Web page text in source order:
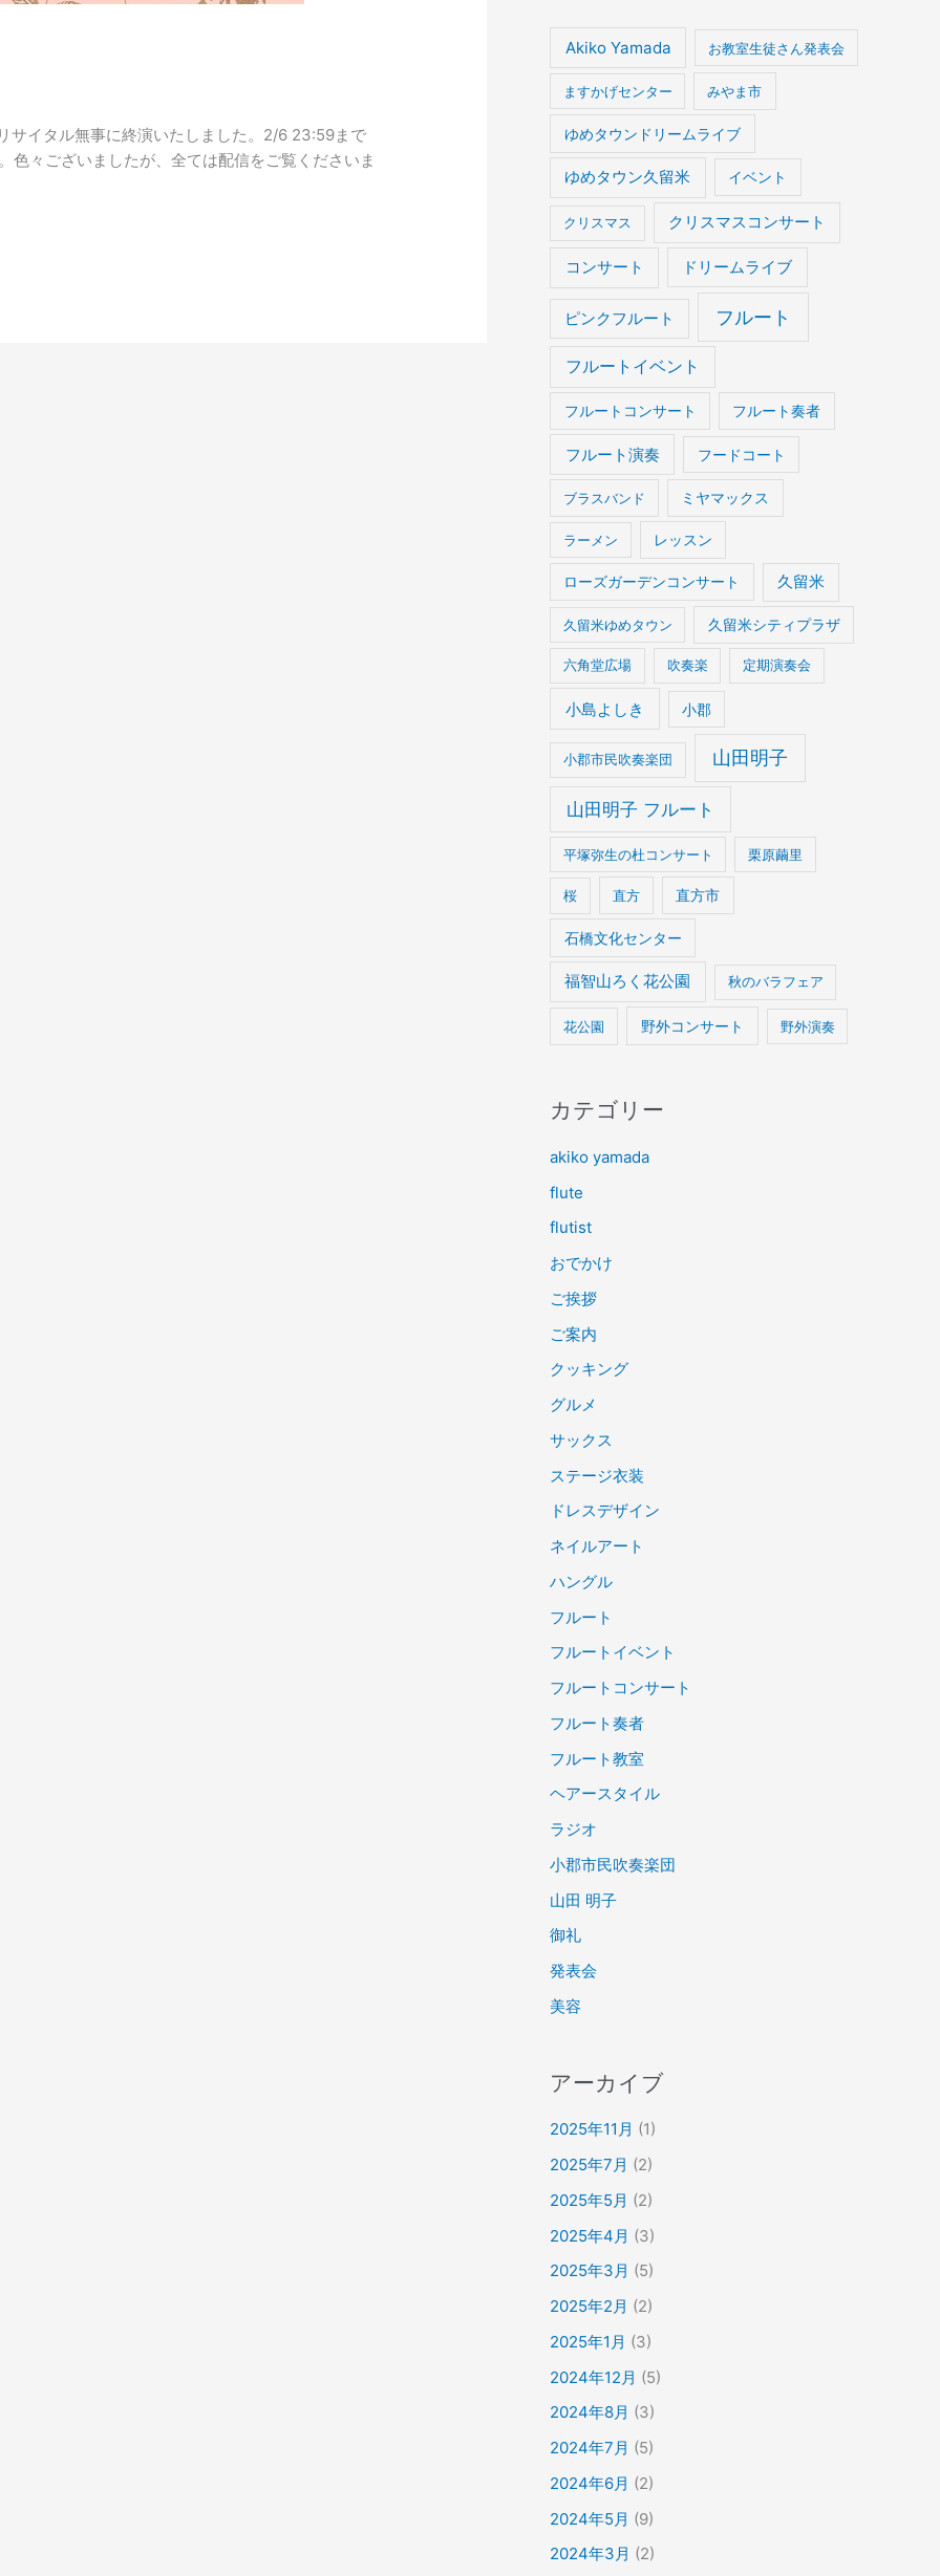
サイタル無事に終演いたしました。2/6 23:59まで
色々ございましたが、全ては配信をご覧くださいま
Akiko Yamada お教室生徒さん発表会
ますかげセンター みやま市
ゆめタウンドリームライブ
ゆめタウン久留米 イベント
クリスマス クリスマスコンサート
コンサート ドリームライブ
ピンクフルート フルート
フルートイベント
フルートコンサート フルート奏者
フルート演奏 フードコート
ブラスバンド ミヤマックス
ラーメン レッスン
ローズガーデンコンサート 久留米
久留米ゆめタウン 久留米シティプラザ
六角堂広場 吹奏楽 定期演奏会
小島よしき 小郡
小郡市民吹奏楽団 山田明子
山田明子 フルート
平塚弥生の杜コンサート 栗原繭里
桜 直方 直方市
石橋文化センター
福智山ろく花公園 秋のバラフェア
花公園 野外コンサート 野外演奏
カテゴリー
akiko yamada
flute
flutist
おでかけ
ご挨拶
ご案内
クッキング
グルメ
サックス
ステージ衣装
ドレスデザイン
ネイルアート
ハングル
フルート
フルートイベント
フルートコンサート
フルート奏者
フルート教室
ヘアースタイル
ラジオ
小郡市民吹奏楽団
山田 明子
御礼
発表会
美容
アーカイブ
2025年11月 (1)
2025年7月 (2)
2025年5月 (2)
2025年4月 (3)
2025年3月 (5)
2025年2月 (2)
2025年1月 (3)
2024年12月 (5)
2024年8月 (3)
2024年7月 (5)
2024年6月 (2)
2024年5月 (9)
2024年3月 (2)